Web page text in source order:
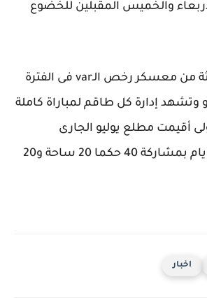
والخميس المقبلين للخضوع
وتبدأ المرحلة الثالثة من معسكر رخص الـvar فى الفترة
حتى 30 يوليو وتشهد إدارة كل طاقم لمباراة كاملة
أقيمت مطلع يوليو الجارى
واستمرت لمدة 6 أيام بمشاركة 40 حكما 20 ساحة و20
اخبار